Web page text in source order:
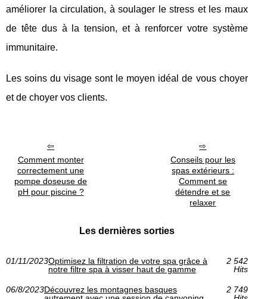
améliorer la circulation, à soulager le stress et les maux
de tête dus à la tension, et à renforcer votre système
immunitaire.
Les soins du visage sont le moyen idéal de vous choyer
et de choyer vos clients.
Comment monter
correctement une
pompe doseuse de
pH pour piscine ?
Conseils pour les
spas extérieurs :
Comment se
détendre et se
relaxer
Les dernières sorties
01/11/2023Optimisez la filtration de votre spa grâce à
notre filtre spa à visser haut de gamme
2 542
Hits
06/8/2023Découvrez les montagnes basques
2 749